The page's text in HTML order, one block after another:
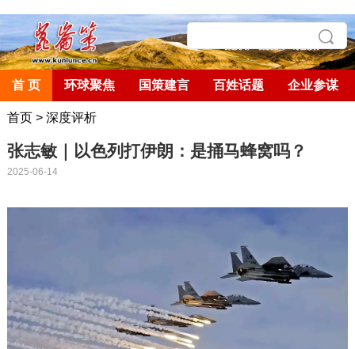
首 页 环球聚焦 国策建言 百姓话题 企业参谋
首页> 深度评析
张志敏｜以色列打伊朗：是捅马蜂窝吗？
2025-06-14